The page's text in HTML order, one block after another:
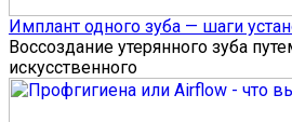
Имплант одного зуба — шаги
Воссоздание утерянного зуба
искусственного